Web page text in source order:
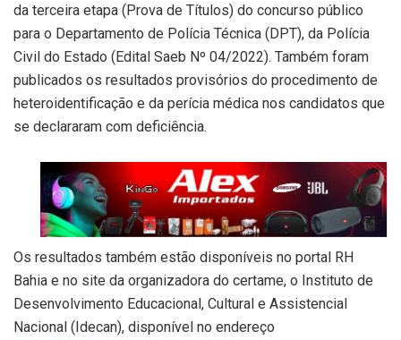
da terceira etapa (Prova de Títulos) do concurso público
para o Departamento de Polícia Técnica (DPT), da Polícia
Civil do Estado (Edital Saeb Nº 04/2022). Também foram
publicados os resultados provisórios do procedimento de
heteroidentificação e da perícia médica nos candidatos que
se declararam com deficiência.
Os resultados também estão disponíveis no portal RH
Bahia e no site da organizadora do certame, o Instituto de
Desenvolvimento Educacional, Cultural e Assistencial
Nacional (Idecan), disponível no endereço